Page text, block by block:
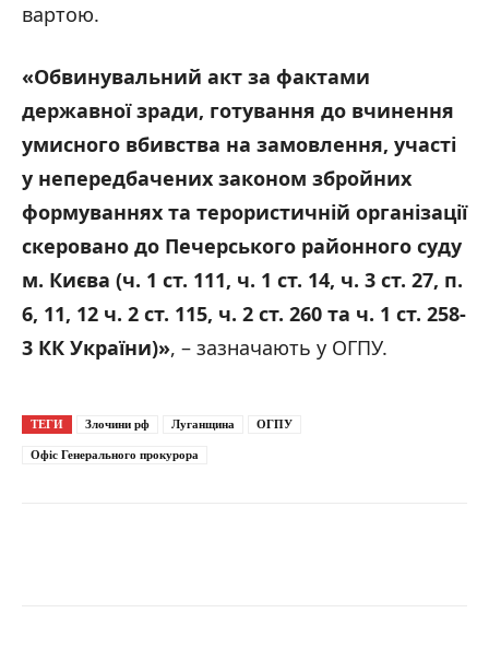
вартою.
«Обвинувальний акт за фактами
державної зради, готування до вчинення
умисного вбивства на замовлення, участі
у непередбачених законом збройних
формуваннях та терористичній організації
скеровано до Печерського районного суду
м. Києва (ч. 1 ст. 111, ч. 1 ст. 14, ч. 3 ст. 27, п.
6, 11, 12 ч. 2 ст. 115, ч. 2 ст. 260 та ч. 1 ст. 258-
3 КК України)», – зазначають у ОГПУ.
ТЕГИ Злочини рф Луганщина ОГПУ
Офіс Генерального прокурора